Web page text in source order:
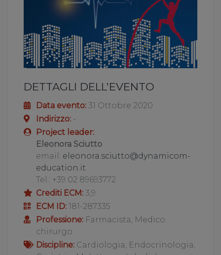
DETTAGLI DELL’EVENTO
Data evento: 31 Ottobre 2020
Indirizzo: -
Project leader:
Eleonora Sciutto
email: eleonora.sciutto@dynamicom-
education.it
Tel.: +39 02 89693772
Crediti ECM: 3,9
ECM ID: 181-287335
Professione: Farmacista, Medico
chirurgo
Discipline: Cardiologia, Endocrinologia,